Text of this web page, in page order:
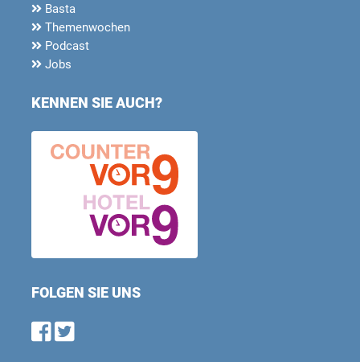
Basta
Themenwochen
Podcast
Jobs
KENNEN SIE AUCH?
FOLGEN SIE UNS
Find us on Facebook
Follow us on Twitter